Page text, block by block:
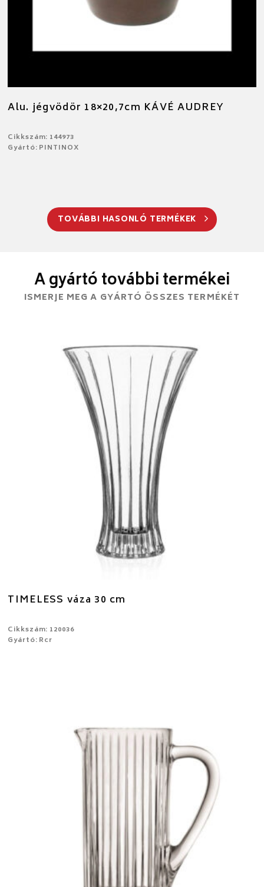
Alu. jégvödör 18×20,7cm KÁVÉ AUDREY
Cikkszám: 144973
Gyártó: PINTINOX
TOVÁBBI HASONLÓ TERMÉKEK
A gyártó további termékei
ISMERJE MEG A GYÁRTÓ ÖSSZES TERMÉKÉT
TIMELESS váza 30 cm
Cikkszám: 120036
Gyártó: Rcr